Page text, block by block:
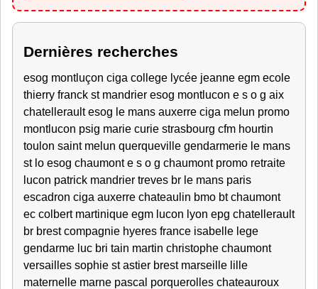
Dernières recherches
esog montluçon ciga college lycée jeanne egm ecole
thierry franck st mandrier esog montlucon e s o g aix
chatellerault esog le mans auxerre ciga melun promo
montlucon psig marie curie strasbourg cfm hourtin
toulon saint melun querqueville gendarmerie le mans
st lo esog chaumont e s o g chaumont promo retraite
lucon patrick mandrier treves br le mans paris
escadron ciga auxerre chateaulin bmo bt chaumont
ec colbert martinique egm lucon lyon epg chatellerault
br brest compagnie hyeres france isabelle lege
gendarme luc bri tain martin christophe chaumont
versailles sophie st astier brest marseille lille
maternelle marne pascal porquerolles chateauroux